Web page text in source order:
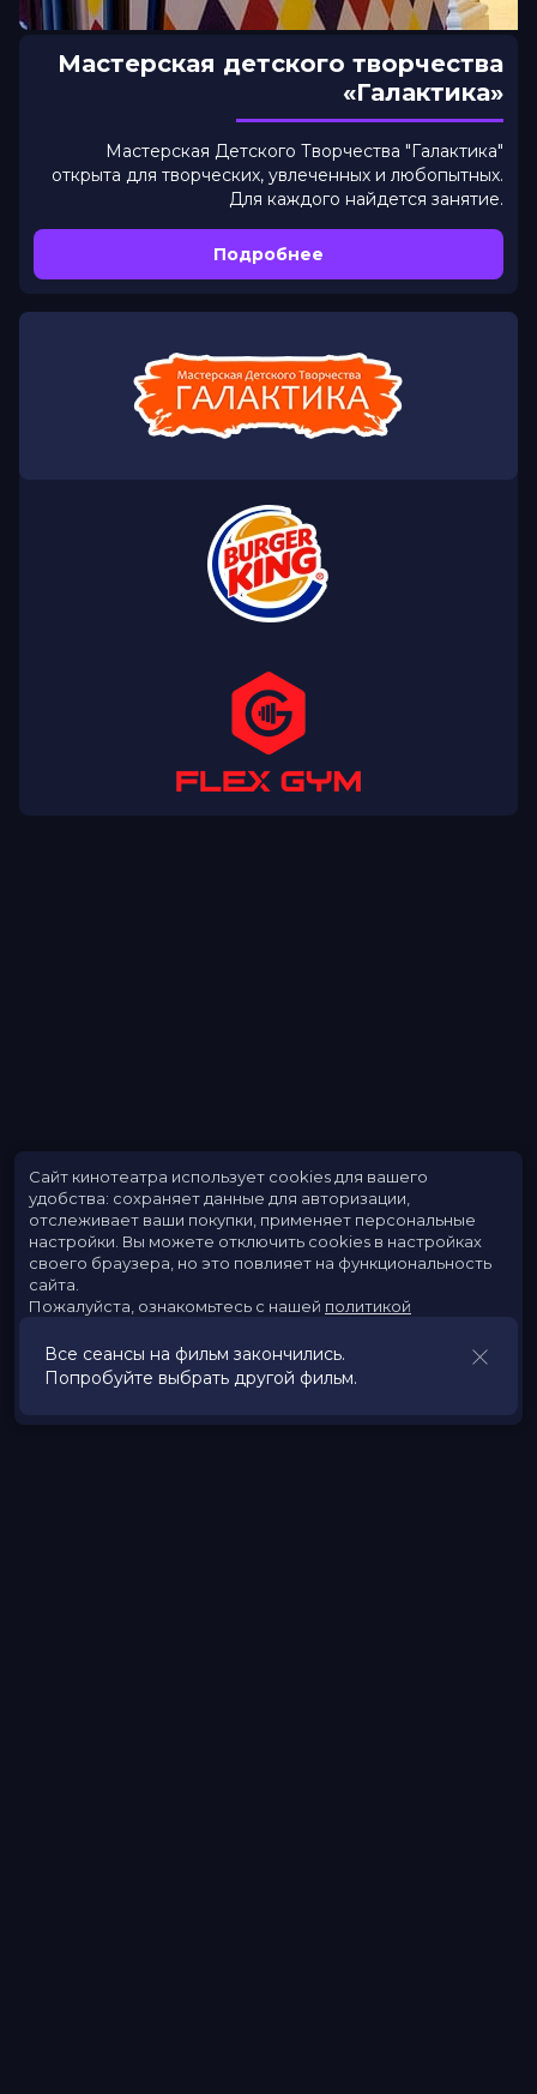
Мастерская детского творчества
«Галактика»
Мастерская Детского Творчества "Галактика"
открыта для творческих, увлеченных и любопытных.
Для каждого найдется занятие.
Подробнее
Все сеансы на фильм закончились.
Попробуйте выбрать другой фильм.
Сайт кинотеатра использует cookies для вашего
удобства: сохраняет данные для авторизации,
отслеживает ваши покупки, применяет персональные
настройки. Вы можете отключить cookies в настройках
своего браузера, но это повлияет на функциональность
сайта.
Пожалуйста, ознакомьтесь с нашей политикой
Принять